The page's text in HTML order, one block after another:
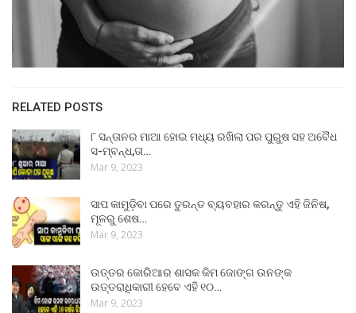
RELATED POSTS
୮ ସନ୍ତାନର ମାଆ ହୋଇ ମଧ୍ୟ ରଖିଲା ପର ପୁରୁଷ ସହ ଅବୈଧ
ସ-ମ୍ବନ୍ଧ,ତା…
Mar 9, 2023
ସାପ କାମୁଡ଼ିବା ପରେ ତୁରନ୍ତ ବ୍ୟବହାର କରନ୍ତୁ ଏହି ଜିନିଷ,
ମୂଳରୁ ଶେଷ…
Mar 9, 2023
ଉତ୍ତର କୋରିଆର ଶାସକ କିମ ଜୋଙ୍ଗ ଉନଙ୍କ
ଉତ୍ତରାଧିକାରୀ ହେବେ ଏହି ୧୦…
Mar 9, 2023